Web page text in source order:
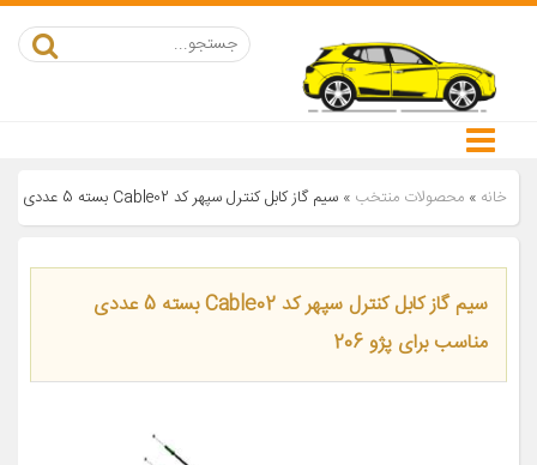
خانه » محصولات منتخب » سیم گاز کابل کنترل سپهر کد Cable02 بسته 5 عددی مناسب برای پژو 206
سیم گاز کابل کنترل سپهر کد Cable02 بسته 5 عددی
مناسب برای پژو 206